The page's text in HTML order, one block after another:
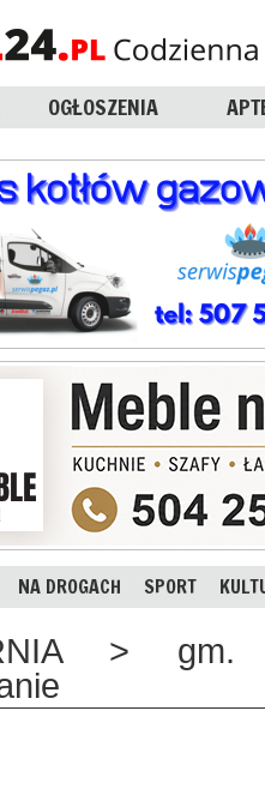
OGŁOSZENIA
NA DROGACH SPORT
> gm.